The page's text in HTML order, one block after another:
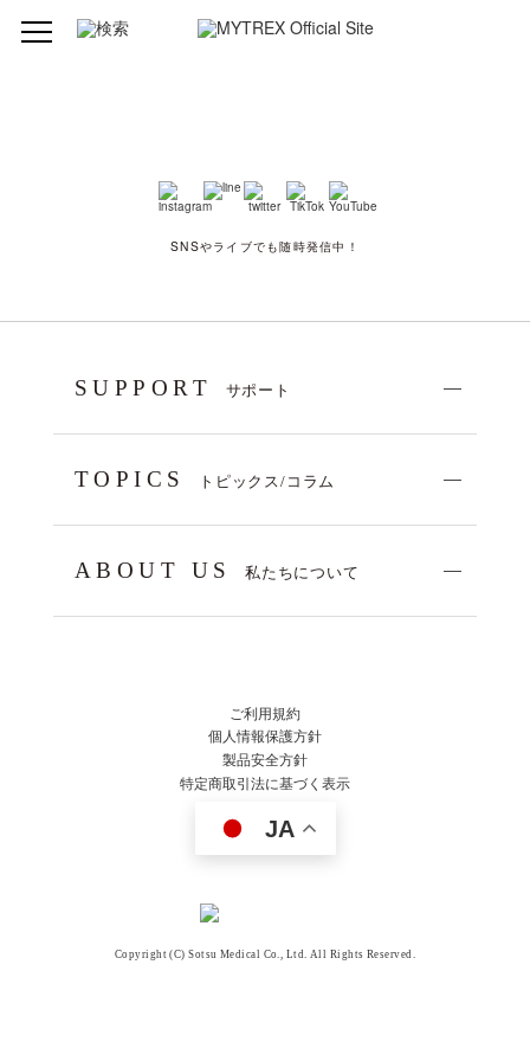
SNSやライブでも随時発信中！
SUPPORT サポート
TOPICS トピックス/コラム
ABOUT US 私たちについて
ご利用規約
個人情報保護方針
製品安全方針
特定商取引法に基づく表示
JA
Copyright (C) Sotsu Medical Co., Ltd. All Rights Reserved.